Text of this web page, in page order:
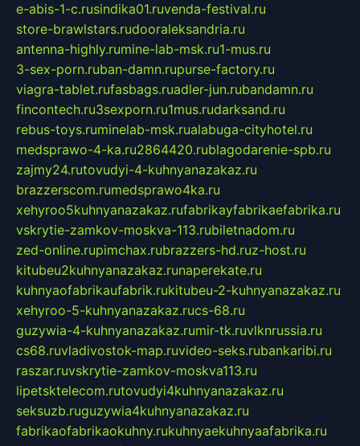
e-abis-1-c.rusindika01.ruvenda-festival.ru
store-brawlstars.rudooraleksandria.ru
antenna-highly.rumine-lab-msk.ru1-mus.ru
3-sex-porn.ruban-damn.rupurse-factory.ru
viagra-tablet.rufasbags.ruadler-jun.rubandamn.ru
fincontech.ru3sexporn.ru1mus.rudarksand.ru
rebus-toys.ruminelab-msk.rualabuga-cityhotel.ru
medsprawo-4-ka.ru2864420.rublagodarenie-spb.ru
zajmy24.rutovudyi-4-kuhnyanazakaz.ru
brazzerscom.rumedsprawo4ka.ru
xehyroo5kuhnyanazakaz.rufabrikayfabrikaefabrika.ru
vskrytie-zamkov-moskva-113.rubiletnadom.ru
zed-online.rupimchax.rubrazzers-hd.ruz-host.ru
kitubeu2kuhnyanazakaz.runaperekate.ru
kuhnyaofabrikaufabrik.rukitubeu-2-kuhnyanazakaz.ru
xehyroo-5-kuhnyanazakaz.rucs-68.ru
guzywia-4-kuhnyanazakaz.rumir-tk.ruvlknrussia.ru
cs68.ruvladivostok-map.ruvideo-seks.rubankaribi.ru
raszar.ruvskrytie-zamkov-moskva113.ru
lipetsktelecom.rutovudyi4kuhnyanazakaz.ru
seksuzb.ruguzywia4kuhnyanazakaz.ru
fabrikaofabrikaokuhny.rukuhnyaekuhnyaafabrika.ru